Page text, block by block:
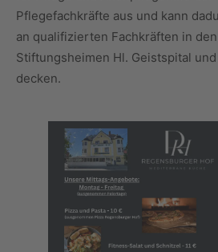
Pflegefachkräfte aus und kann
an qualifizierten Fachkräften in
Stiftungsheimen Hl. Geistspital
decken.